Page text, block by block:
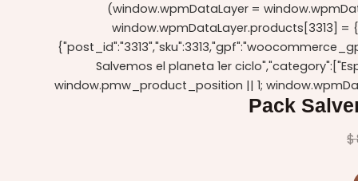
(window.wpmDataLayer =
window.wpmDataLayer.products[3313] =
Salvemos el planeta 1er
window.pmw_product_position || 1;
Pack
$